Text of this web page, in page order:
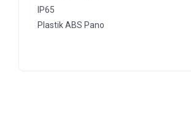
IP65
Plastik ABS Pano